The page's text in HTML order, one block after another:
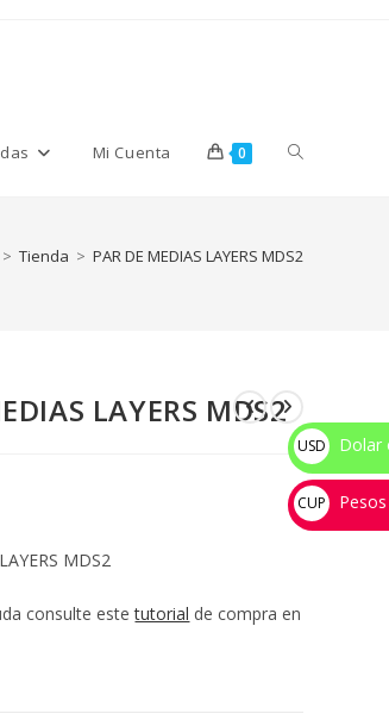
Mi Cuenta 0 Alternar
la
web
> Tienda > PAR DE MEDIAS LAYERS MDS2
LAYERS MDS2
MDS2
consulte estetutorial de compra en
USD
$
Dolar
CUP
💰
Pesos